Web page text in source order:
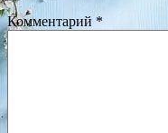
Комментарий *